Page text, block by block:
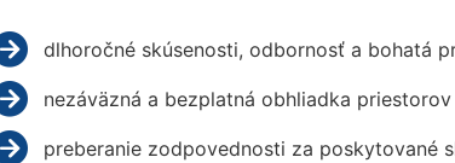
dlhoročné skúsenosti, odbornosť a bohatá
nezáväzná a bezplatná obhliadka priestorov
preberanie zodpovednosti za poskytované